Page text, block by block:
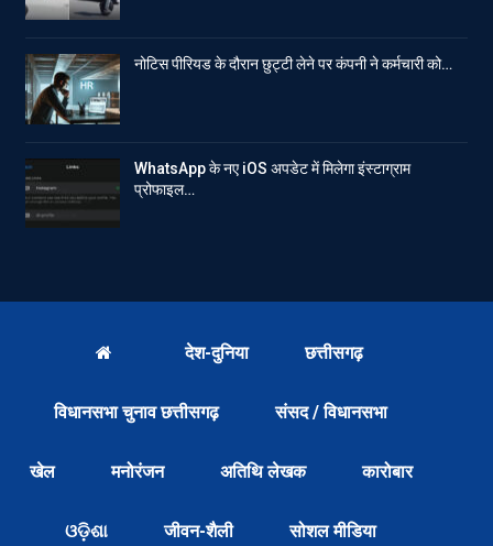
नोटिस पीरियड के दौरान छुट्टी लेने पर कंपनी ने कर्मचारी को…
WhatsApp के नए iOS अपडेट में मिलेगा इंस्टाग्राम
प्रोफाइल…
देश-दुनिया छत्तीसगढ़
विधानसभा चुनाव छत्तीसगढ़ संसद / विधानसभा
खेल मनोरंजन अतिथि लेखक कारोबार
ଓଡ଼ିଶା जीवन-शैली सोशल मीडिया